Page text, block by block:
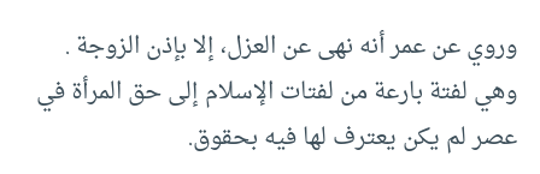
وروي عن عمر أنه نهى عن العزل، إلا بإذن الزوجة .
وهي لفتة بارعة من لفتات الإسلام إلى حق المرأة في
عصر لم يكن يعترف لها فيه بحقوق.